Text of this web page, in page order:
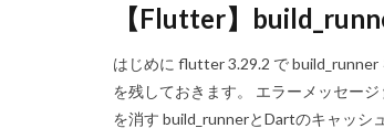
【Flutter】
はじめに flutter 3.29.2 で
を残しておきます。 エラーメッセー
を消す build_runnerとDartのキャッシ